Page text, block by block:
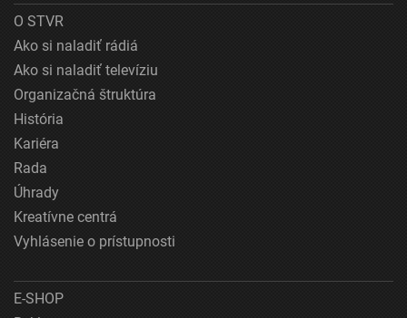
O STVR
Ako si naladiť rádiá
Ako si naladiť televíziu
Organizačná štruktúra
História
Kariéra
Rada
Úhrady
Kreatívne centrá
Vyhlásenie o prístupnosti
E-SHOP